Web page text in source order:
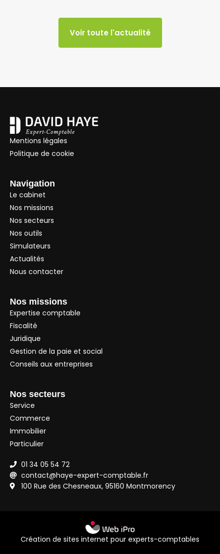
Voir toute l'actualité
Mentions légales
Politique de cookie
Navigation
Le cabinet
Nos missions
Nos secteurs
Nos outils
Simulateurs
Actualités
Nous contacter
Nos missions
Expertise comptable
Fiscalité
Juridique
Gestion de la paie et social
Conseils aux entreprises
Nos secteurs
Service
Commerce
Immobilier
Particulier
01 34 05 54 72
contact@haye-expert-comptable.fr
100 Rue des Chesneaux, 95160 Montmorency
Création de sites internet pour experts-comptables